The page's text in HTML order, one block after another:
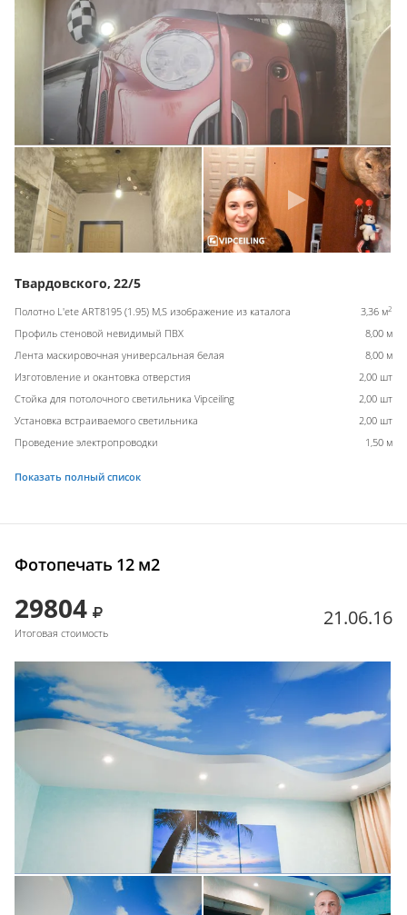
Твардовского, 22/5
Полотно L'ete ART8195 (1.95) M,S изображение из каталога 3,36 м2
Профиль стеновой невидимый ПВХ
8,00 м
Лента маскировочная универсальная белая
8,00 м
Изготовление и окантовка отверстия
2,00 шт
Стойка для потолочного светильника Vipceiling
2,00 шт
Установка встраиваемого светильника
2,00 шт
Проведение электропроводки
1,50 м
Показать полный список
Фотопечать 12 м2
29804
Итоговая стоимость
21.06.16